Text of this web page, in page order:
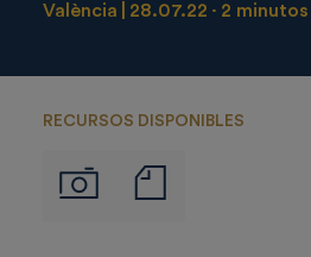
València 28.07.22 2
RECURSOS DISPONIBLES
Imágenes
de